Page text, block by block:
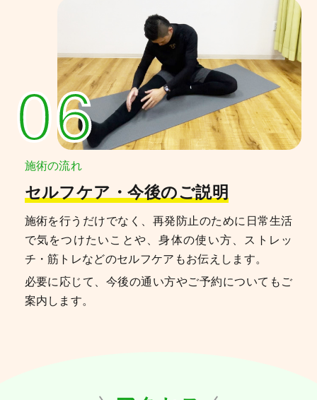
06
施術の流れ
セルフケア・今後のご説明
施術を行うだけでなく、再発防止のために日常生活
で気をつけたいことや、身体の使い方、ストレッ
チ・筋トレなどのセルフケアもお伝えします。
必要に応じて、今後の通い方やご予約についてもご
案内します。